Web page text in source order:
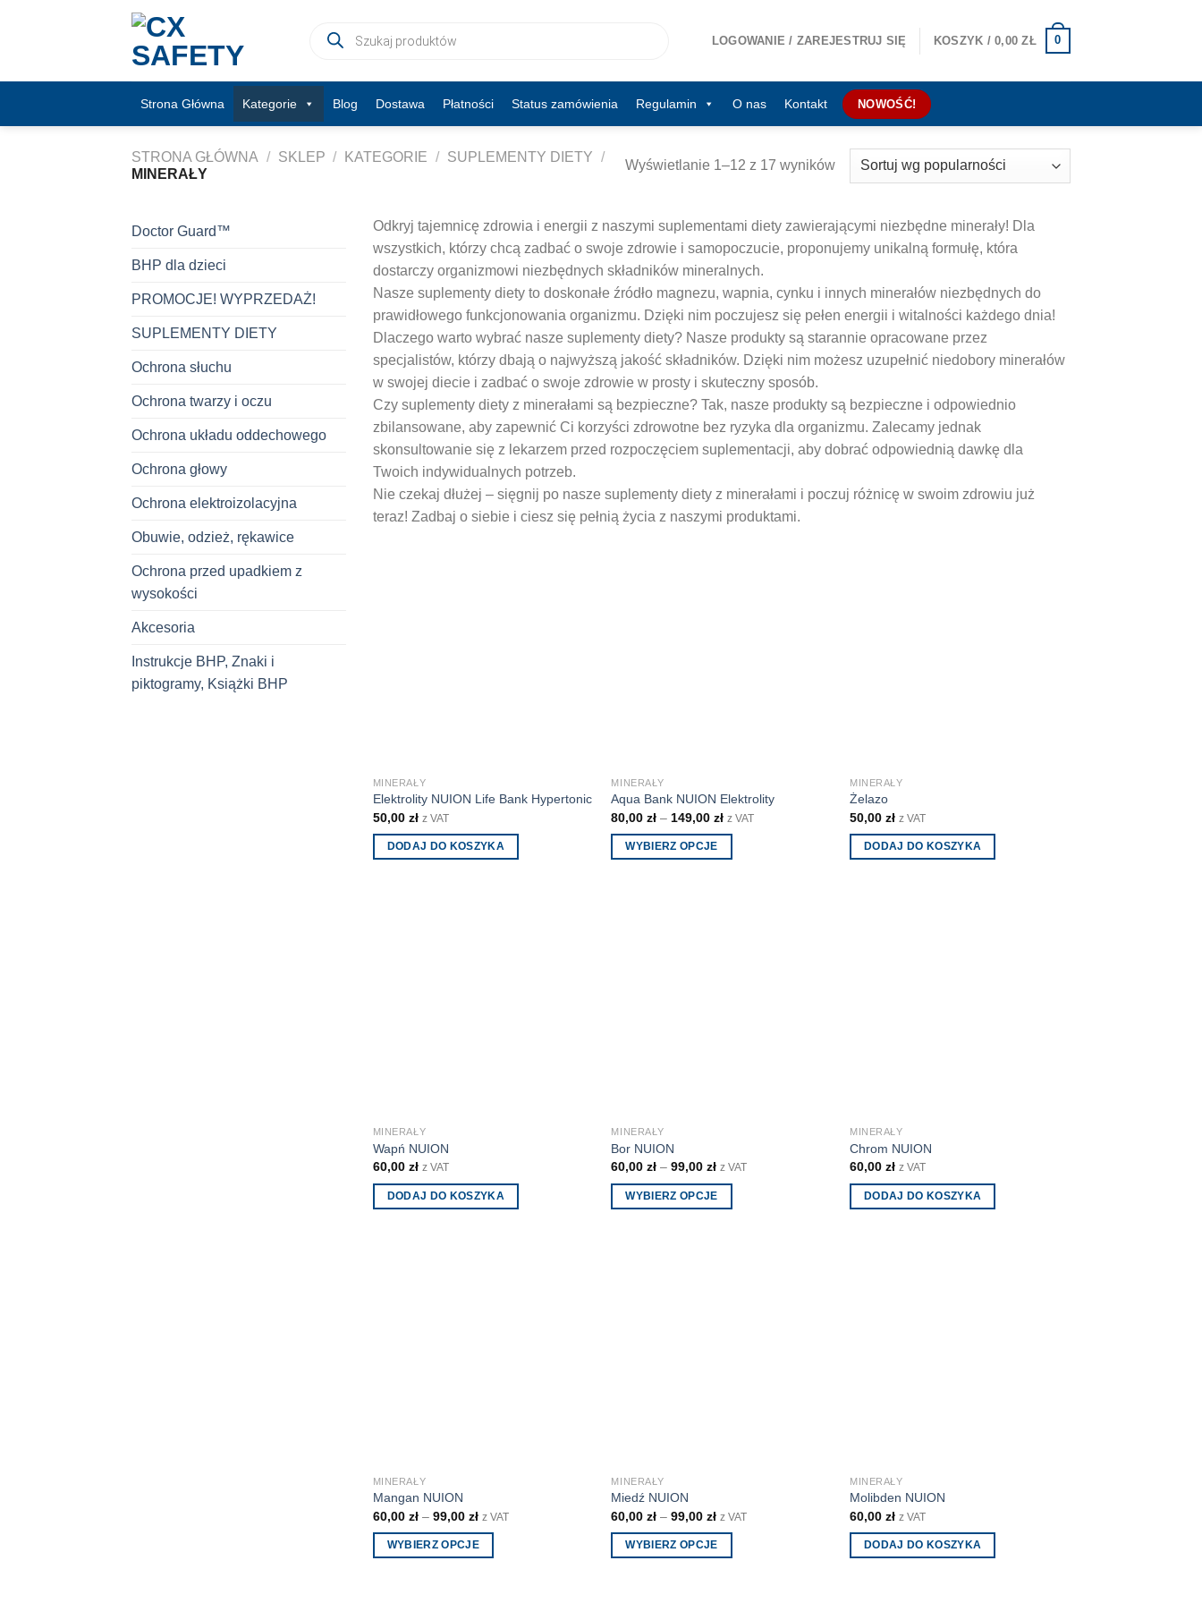
produktów
LOGOWANIE / ZAREJESTRUJ SIĘ KOSZYK /0,00ZŁ 0
Strona Główna Kategorie Blog Dostawa Płatności Status zamówienia Regulamin O nas Kontakt NOWOŚĆ!
STRONA GŁÓWNA / SKLEP / KATEGORIE / SUPLEMENTY DIETY /
MINERAŁY
Wyświetlanie 1–12 z 17 wyników
Doctor Guard™
BHP dla dzieci
PROMOCJE! WYPRZEDAŻ!
SUPLEMENTY DIETY
Ochrona słuchu
Ochrona twarzy i oczu
Ochrona układu oddechowego
Ochrona głowy
Ochrona elektroizolacyjna
Obuwie, odzież, rękawice
Ochrona przed upadkiem z
wysokości
Akcesoria
Instrukcje BHP, Znaki i
piktogramy, Książki BHP
Odkryj tajemnicę zdrowia i energii z naszymi suplementami diety zawierającymi niezbędne minerały! Dla
wszystkich, którzy chcą zadbać o swoje zdrowie i samopoczucie, proponujemy unikalną formułę, która
dostarczy organizmowi niezbędnych składników mineralnych.
Nasze suplementy diety to doskonałe źródło magnezu, wapnia, cynku i innych minerałów niezbędnych do
prawidłowego funkcjonowania organizmu. Dzięki nim poczujesz się pełen energii i witalności każdego dnia!
Dlaczego warto wybrać nasze suplementy diety? Nasze produkty są starannie opracowane przez
specjalistów, którzy dbają o najwyższą jakość składników. Dzięki nim możesz uzupełnić niedobory minerałów
w swojej diecie i zadbać o swoje zdrowie w prosty i skuteczny sposób.
Czy suplementy diety z minerałami są bezpieczne? Tak, nasze produkty są bezpieczne i odpowiednio
zbilansowane, aby zapewnić Ci korzyści zdrowotne bez ryzyka dla organizmu. Zalecamy jednak
skonsultowanie się z lekarzem przed rozpoczęciem suplementacji, aby dobrać odpowiednią dawkę dla
Twoich indywidualnych potrzeb.
Nie czekaj dłużej – sięgnij po nasze suplementy diety z minerałami i poczuj różnicę w swoim zdrowiu już
teraz! Zadbaj o siebie i ciesz się pełnią życia z naszymi produktami.
MINERAŁY
Elektrolity NUION Life Bank Hypertonic
50,00 zł z VAT
DODAJ DO KOSZYKA
MINERAŁY
Aqua Bank NUION Elektrolity
80,00zł – 149,00zł z VAT
WYBIERZ OPCJE
MINERAŁY
Żelazo
50,00zł z VAT
DODAJ DO KOSZYKA
MINERAŁY
Wapń NUION
60,00 zł z VAT
DODAJ DO KOSZYKA
MINERAŁY
Bor NUION
60,00zł –99,00zł z VAT
WYBIERZ OPCJE
MINERAŁY
Chrom NUION
60,00zł z VAT
DODAJ DO KOSZYKA
MINERAŁY
Mangan NUION
60,00 zł– 99,00 zł z VAT
WYBIERZ OPCJE
MINERAŁY
Miedź NUION
60,00zł –99,00zł z VAT
WYBIERZ OPCJE
MINERAŁY
Molibden NUION
60,00zł z VAT
DODAJ DO KOSZYKA